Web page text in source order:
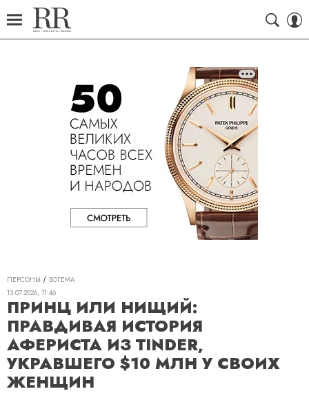
ПЕРСОНЫ
БОГЕМА
13.07.2026, 11:46
ПРИНЦ ИЛИ НИЩИЙ:
ПРАВДИВАЯ ИСТОРИЯ
АФЕРИСТА ИЗ TINDER,
УКРАВШЕГО $10 МЛН У СВОИХ
ЖЕНЩИН